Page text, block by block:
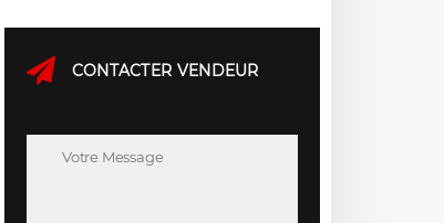
CONTACTER VENDEUR